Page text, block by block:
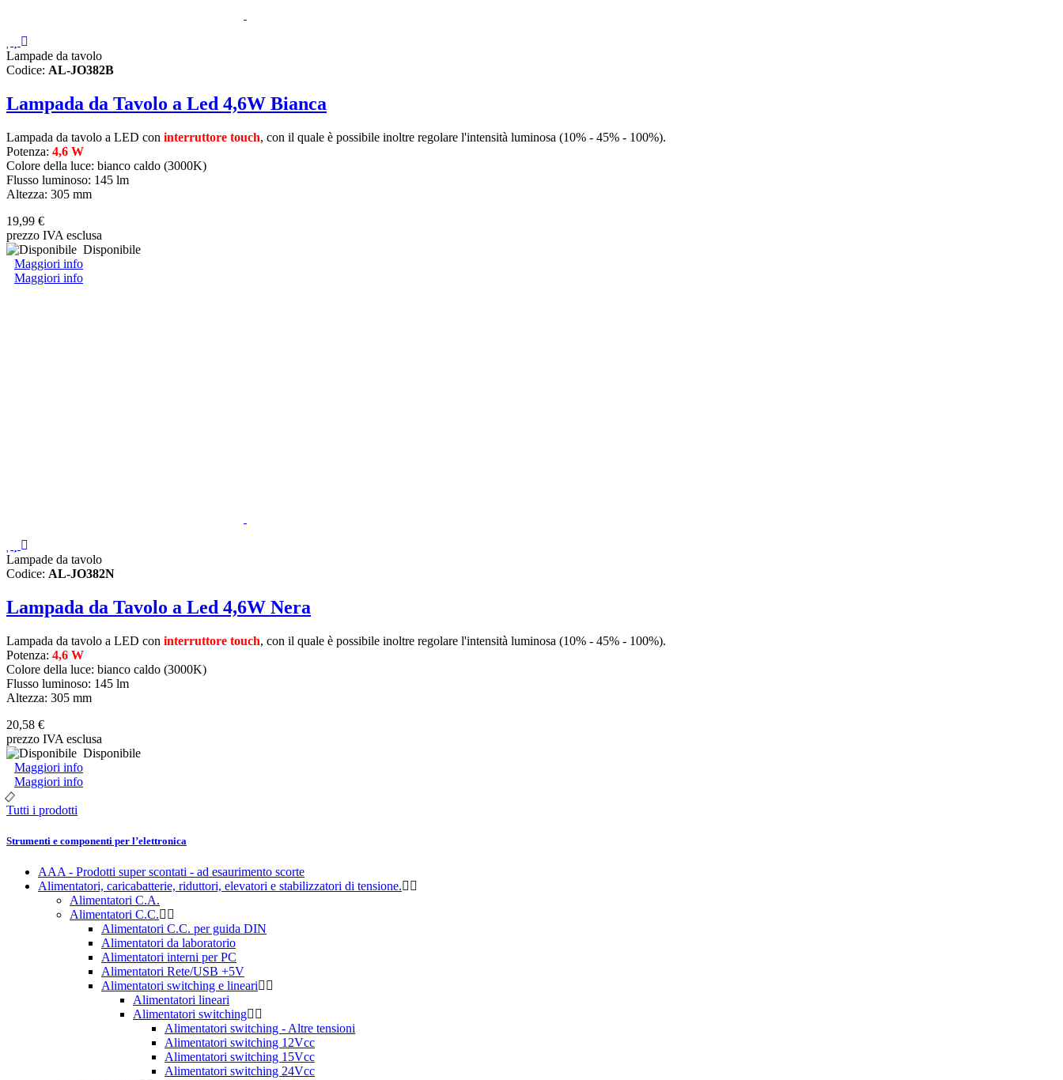
Lampade da tavolo
Codice: AL-JO382B
Lampada da Tavolo a Led 4,6W Bianca
Lampada da tavolo a LED con interruttore touch, con il quale è possibile inoltre regolare l'intensità luminosa (10% - 45% - 100%).
Potenza: 4,6 W
Colore della luce: bianco caldo (3000K)
Flusso luminoso: 145 lm
Altezza: 305 mm
19,99 €
prezzo IVA esclusa
Disponibile
Maggiori info
Maggiori info
Lampade da tavolo
Codice: AL-JO382N
Lampada da Tavolo a Led 4,6W Nera
Lampada da tavolo a LED con interruttore touch, con il quale è possibile inoltre regolare l'intensità luminosa (10% - 45% - 100%).
Potenza: 4,6 W
Colore della luce: bianco caldo (3000K)
Flusso luminoso: 145 lm
Altezza: 305 mm
20,58 €
prezzo IVA esclusa
Disponibile
Maggiori info
Maggiori info
Tutti i prodotti
Strumenti e componenti per l’elettronica
AAA - Prodotti super scontati - ad esaurimento scorte
Alimentatori, caricabatterie, riduttori, elevatori e stabilizzatori di tensione.
Alimentatori C.A.
Alimentatori C.C.
Alimentatori C.C. per guida DIN
Alimentatori da laboratorio
Alimentatori interni per PC
Alimentatori Rete/USB +5V
Alimentatori switching e lineari
Alimentatori lineari
Alimentatori switching
Alimentatori switching - Altre tensioni
Alimentatori switching 12Vcc
Alimentatori switching 15Vcc
Alimentatori switching 24Vcc